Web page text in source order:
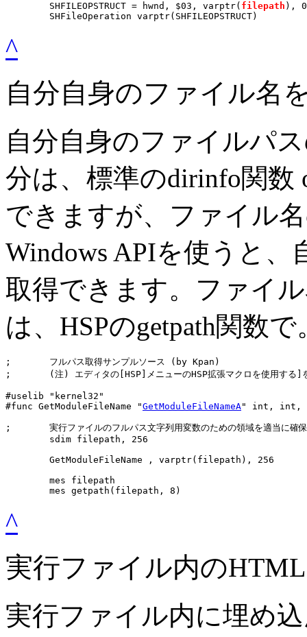
	SHFILEOPSTRUCT = hwnd, $03, varptr(
filepath ),
	SHFileOperation varptr(SHFILEOPSTRUCT)
^
自分自身のファイル名
自分自身のファイルパ
分は、標準のdirinfo関数
できますが、ファイル
Windows APIを使うと
取得できます。ファイ
は、HSPのgetpath関数で
;	フルパス取得サンプルソース (by Kpan)
;	(注) エディタの[HSP]メニューのHSP拡張マクロを使用する]を要有効。
#uselib "kernel32"
#func GetModuleFileName "GetModuleFileNameA" int, int,
;	実行ファイルのフルパス文字列用変数のための領域を適当に確保
	mes getpath(filepath, 8)
^
実行ファイル内の
実行ファイル内に埋め